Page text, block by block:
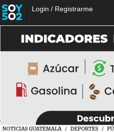
Login / Registrarme
NOTICIAS GUATEMALA / DEPORTES /